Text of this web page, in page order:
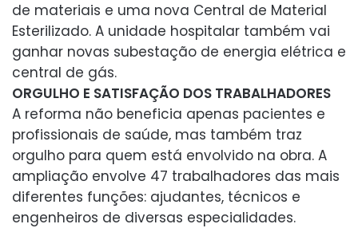
de materiais e uma nova Central de Material
Esterilizado. A unidade hospitalar também vai
ganhar novas subestação de energia elétrica e
central de gás.
ORGULHO E SATISFAÇÃO DOS TRABALHADORES
A reforma não beneficia apenas pacientes e
profissionais de saúde, mas também traz
orgulho para quem está envolvido na obra. A
ampliação envolve 47 trabalhadores das mais
diferentes funções: ajudantes, técnicos e
engenheiros de diversas especialidades.